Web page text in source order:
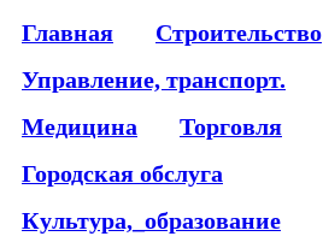
Главная
Строительство
Управление, транспорт.
Медицина
Торговля
Городская обслуга
Культура,_образование